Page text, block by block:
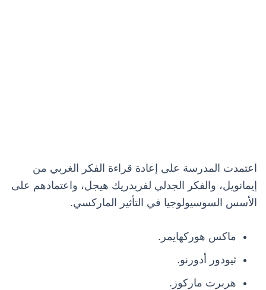
اعتمدت المدرسة على إعادة قراءة الفكر الغربي من
إيمانويل، والفكر الجدلي لفريدريك هيجل، واعتمادهم على
الأسس السوسيولوجيا في التأثير الماركسي.
ماكس هوركهايمر.
ثيودور أدورنو.
هربرت ماركوز.